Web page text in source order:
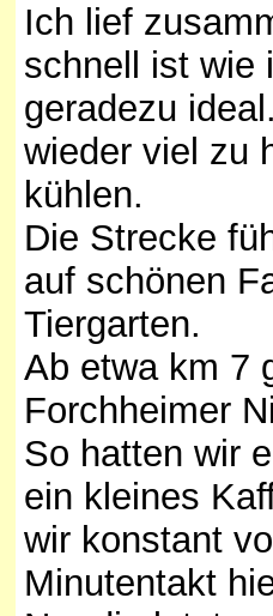
Ich lief
schnell ist wie
geradezu
wieder viel zu
kühlen.
Die Strecke
auf schönen
Tiergarten.
Ab etwa km 7
Forchheimer
So hatten wir
ein kleines
wir konstant
Minutentakt